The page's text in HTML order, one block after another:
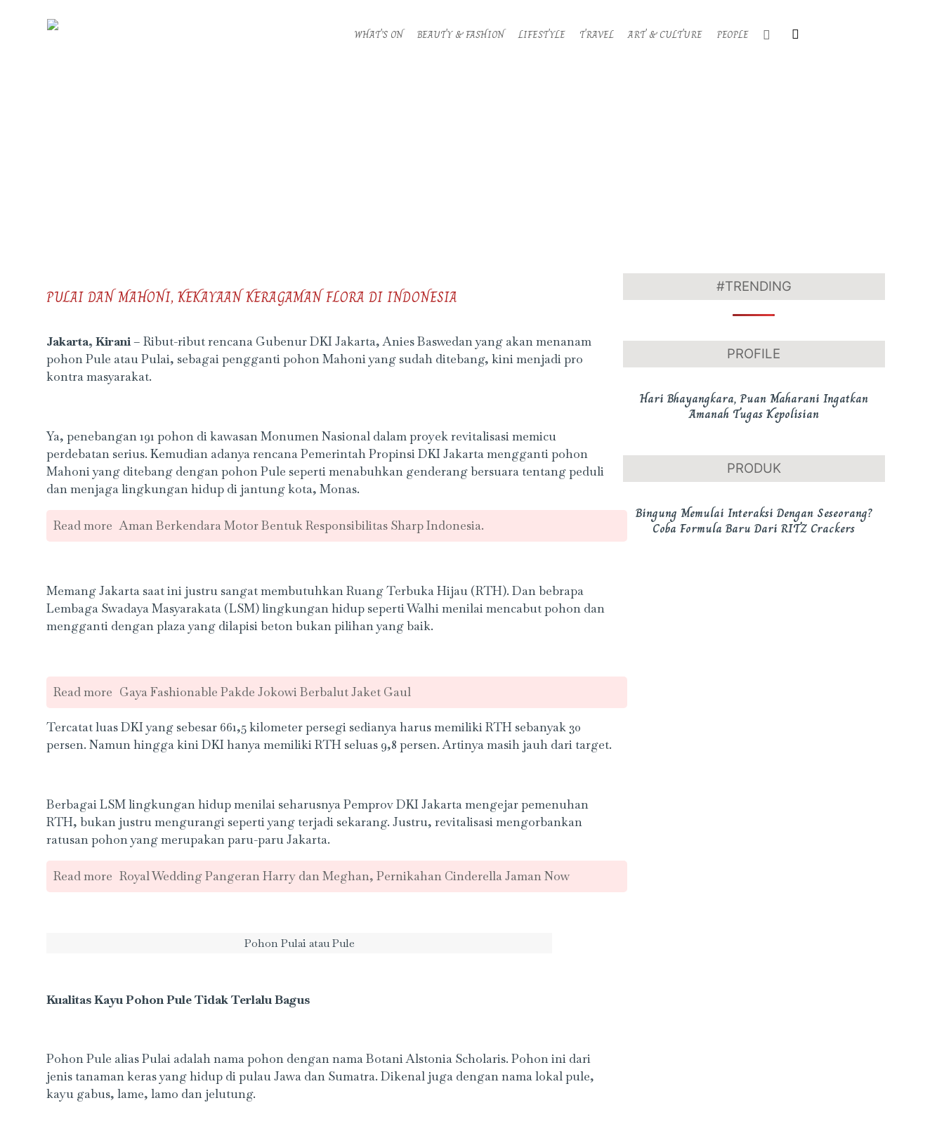
KIRANI WHAT’S ON BEAUTY & FASHION LIFESTYLE TRAVEL ART & CULTURE PEOPLE Search
PULAI DAN MAHONI, KEKAYAAN KERAGAMAN FLORA DI INDONESIA
Jakarta, Kirani– Ribut-ribut rencana Gubenur DKI Jakarta, Anies Baswedan yang akan menanam
pohon Pule atau Pulai, sebagai pengganti pohon Mahoni yang sudah ditebang, kini menjadi pro
kontra masyarakat.
Ya, penebangan 191 pohon di kawasan Monumen Nasional dalam proyek revitalisasi memicu
perdebatan serius. Kemudian adanya rencana Pemerintah Propinsi DKI Jakarta mengganti pohon
Mahoni yang ditebang dengan pohon Pule seperti menabuhkan genderang bersuara tentang peduli
dan menjaga lingkungan hidup di jantung kota, Monas.
Read more Aman Berkendara Motor Bentuk Responsibilitas Sharp Indonesia.
Memang Jakarta saat ini justru sangat membutuhkan Ruang Terbuka Hijau (RTH). Dan bebrapa
Lembaga Swadaya Masyarakata (LSM) lingkungan hidup seperti Walhi menilai mencabut pohon dan
mengganti dengan plaza yang dilapisi beton bukan pilihan yang baik.
Read more Gaya Fashionable Pakde Jokowi Berbalut Jaket Gaul
Tercatat luas DKI yang sebesar 661,5 kilometer persegi sedianya harus memiliki RTH sebanyak 30
persen. Namun hingga kini DKI hanya memiliki RTH seluas 9,8 persen. Artinya masih jauh dari target.
Berbagai LSM lingkungan hidup menilai seharusnya Pemprov DKI Jakarta mengejar pemenuhan
RTH, bukan justru mengurangi seperti yang terjadi sekarang. Justru, revitalisasi mengorbankan
ratusan pohon yang merupakan paru-paru Jakarta.
Read more Royal Wedding Pangeran Harry dan Meghan, Pernikahan Cinderella Jaman Now
Pohon Pulai atau Pule
Kualitas Kayu Pohon Pule Tidak Terlalu Bagus
Pohon Pule alias Pulai adalah nama pohon dengan nama Botani Alstonia Scholaris. Pohon ini dari
jenis tanaman keras yang hidup di pulau Jawa dan Sumatra. Dikenal juga dengan nama lokal pule,
kayu gabus, lame, lamo dan jelutung.
#TRENDING
PROFILE
Hari Bhayangkara, Puan Maharani Ingatkan
Amanah Tugas Kepolisian
PRODUK
Bingung Memulai Interaksi Dengan Seseorang?
Coba Formula Baru Dari RITZ Crackers